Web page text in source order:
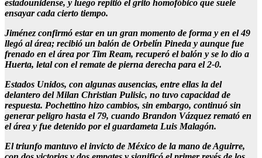
estadounidense, y luego repitió el grito homofóbico que suele
ensayar cada cierto tiempo.
Jiménez confirmó estar en un gran momento de forma y en el 49
llegó al área; recibió un balón de Orbelín Pineda y aunque fue
frenado en el área por Tim Ream, recuperó el balón y se lo dio a
Huerta, letal con el remate de pierna derecha para el 2-0.
Estados Unidos, con algunas ausencias, entre ellas la del
delantero del Milan Christian Pulisic, no tuvo capacidad de
respuesta. Pochettino hizo cambios, sin embargo, continuó sin
generar peligro hasta el 79, cuando Brandon Vázquez remató en
el área y fue detenido por el guardameta Luis Malagón.
El triunfo mantuvo el invicto de México de la mano de Aguirre,